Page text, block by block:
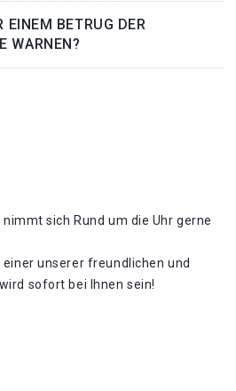
EINEM BETRUG DER
WARNEN?
sich Rund um die Uhr gerne
unserer freundlichen und
sofort bei Ihnen sein!